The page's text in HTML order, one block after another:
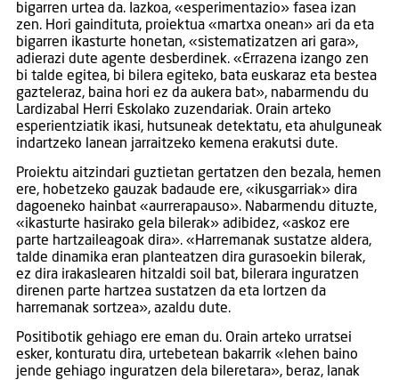
bigarren urtea da. Iazkoa, «esperimentazio» fasea izan
zen. Hori gaindituta, proiektua «martxa onean» ari da eta
bigarren ikasturte honetan, «sistematizatzen ari gara»,
adierazi dute agente desberdinek. «Errazena izango zen
bi talde egitea, bi bilera egiteko, bata euskaraz eta bestea
gazteleraz, baina hori ez da aukera bat», nabarmendu du
Lardizabal Herri Eskolako zuzendariak. Orain arteko
esperientziatik ikasi, hutsuneak detektatu, eta ahulguneak
indartzeko lanean jarraitzeko kemena erakutsi dute.
Proiektu aitzindari guztietan gertatzen den bezala, hemen
ere, hobetzeko gauzak badaude ere, «ikusgarriak» dira
dagoeneko hainbat «aurrerapauso». Nabarmendu dituzte,
«ikasturte hasirako gela bilerak» adibidez, «askoz ere
parte hartzaileagoak dira». «Harremanak sustatze aldera,
talde dinamika eran planteatzen dira gurasoekin bilerak,
ez dira irakaslearen hitzaldi soil bat, bilerara inguratzen
direnen parte hartzea sustatzen da eta lortzen da
harremanak sortzea», azaldu dute.
Positibotik gehiago ere eman du. Orain arteko urratsei
esker, konturatu dira, urtebetean bakarrik «lehen baino
jende gehiago inguratzen dela bileretara», beraz, lanak